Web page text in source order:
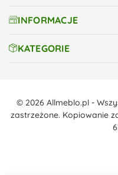
INFORMACJE
KATEGORIE
© 2026 Allmeblo.pl -
zastrzeżone. Kopiowanie